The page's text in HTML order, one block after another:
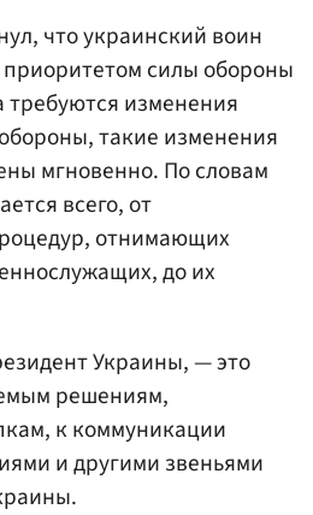
что украинский воин
силы обороны
требуются изменения
такие изменения
мгновенно. По словам
всего, от
отнимающих
до их
Украины, — это
решениям,
к коммуникации
и другими звеньями